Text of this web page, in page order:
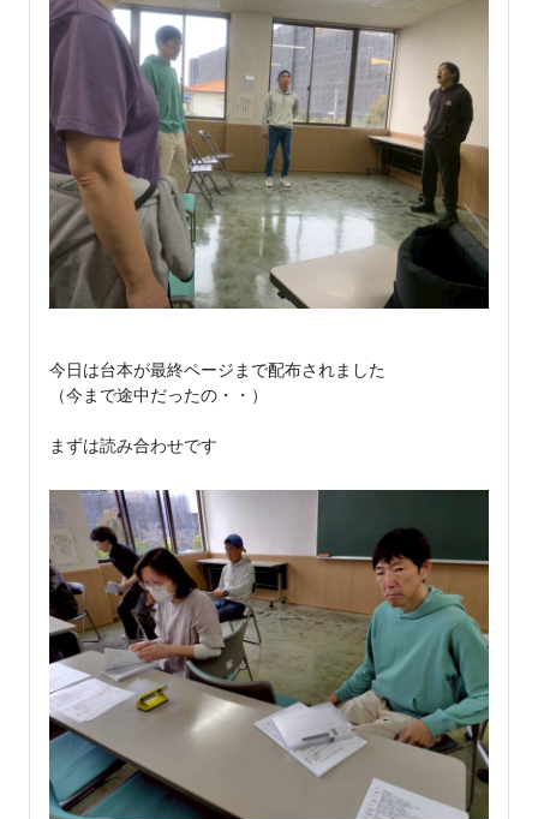
今日は台本が最終ページまで配布されました
（今まで途中だったの・・）
まずは読み合わせです